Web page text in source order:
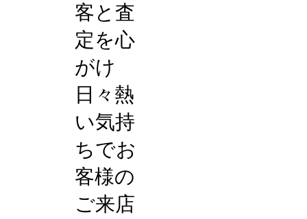
客と査
定を心
がけ
日々熱
い気持
ちでお
客様の
ご来店